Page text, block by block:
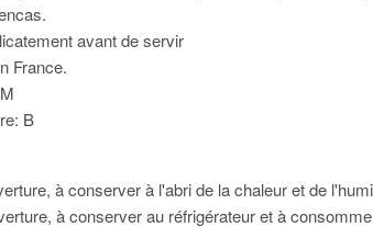
avant de servir
France.
B
à conserver à l'abri de la chaleur et de
à conserver au réfrigérateur et à